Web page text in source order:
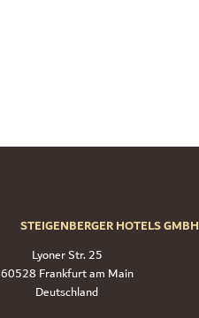
STEIGENBERGER HOTELS GMBH
Lyoner Str. 25
60528 Frankfurt am Main
Deutschland